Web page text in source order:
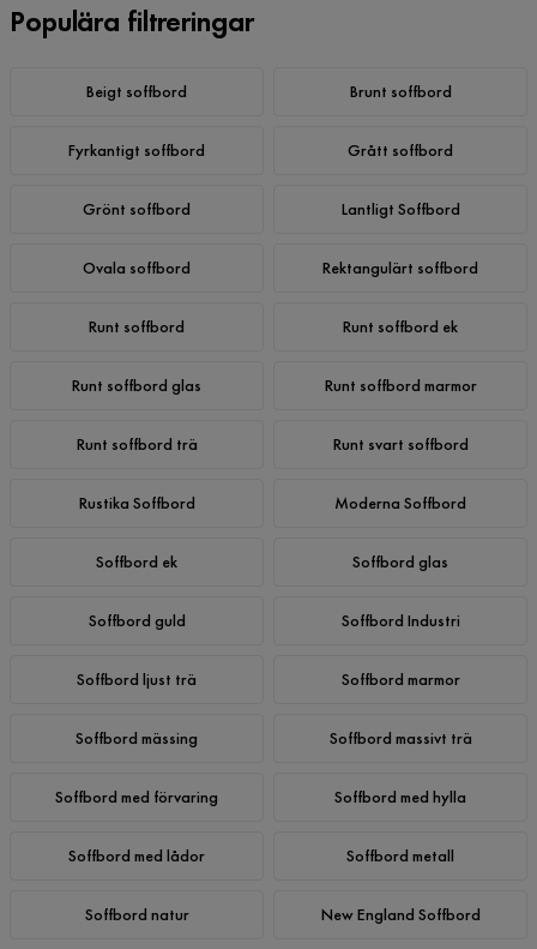
Populära filtreringar
Beigt soffbord Brunt soffbord
Fyrkantigt soffbord Grått soffbord
Grönt soffbord Lantligt Soffbord
Ovala soffbord Rektangulärt soffbord
Runt soffbord Runt soffbord ek
Runt soffbord glas Runt soffbord marmor
Runt soffbord trä Runt svart soffbord
Rustika Soffbord Moderna Soffbord
Soffbord ek Soffbord glas
Soffbord guld Soffbord Industri
Soffbord ljust trä Soffbord marmor
Soffbord mässing Soffbord massivt trä
Soffbord med förvaring Soffbord med hylla
Soffbord med lådor Soffbord metall
Soffbord natur New England Soffbord